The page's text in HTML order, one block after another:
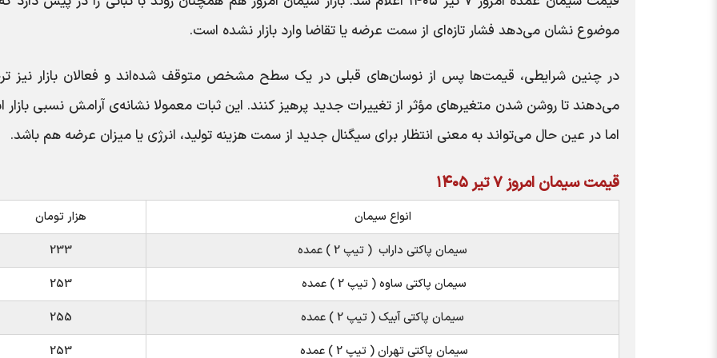
موضوع نشان می‌دهد فشار تازه‌ای از سمت عرضه یا تقاضا وارد بازار نشده است.
در چنین شرایطی، قیمت‌ها پس از نوسان‌های قبلی در یک سطح مشخص متوقف شده‌اند و فعالان بازار نیز
می‌دهند تا روشن شدن متغیرهای مؤثر از تغییرات جدید پرهیز کنند. این ثبات معمولا نشانه‌ی آرامش نسبی بازار
اما در عین حال می‌تواند به معنی انتظار برای سیگنال جدید از سمت هزینه تولید، انرژی یا میزان عرضه هم باشد.
قیمت سیمان امروز ۷ تیر ۱۴۰۵
انواع سیمان
هزار تومان
سیمان پاکتی داراب ( تیپ 2 ) عمده
233
سیمان پاکتی ساوه ( تیپ 2 ) عمده
253
سیمان پاکتی آبیک ( تیپ 2 ) عمده
255
سیمان پاکتی تهران ( تیپ 2 ) عمده
253